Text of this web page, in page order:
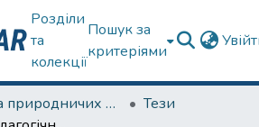
Розділи
та
колекції
Пошук за
критеріями
Кафедра природничих наук та здоров'язбереження
Тези